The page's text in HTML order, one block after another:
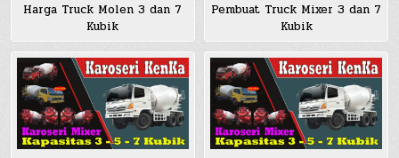
Harga Truck Molen 3 dan 7
Kubik
Pembuat Truck Mixer 3 dan 7
Kubik